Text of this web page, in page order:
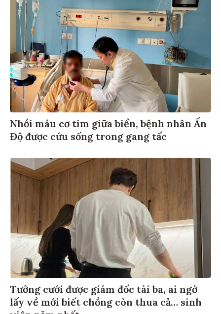
Nhồi máu cơ tim giữa biển, bệnh nhân Ấn
Độ được cứu sống trong gang tấc
Tưởng cưới được giám đốc tài ba, ai ngờ
lấy về mới biết chồng còn thua cả… sinh